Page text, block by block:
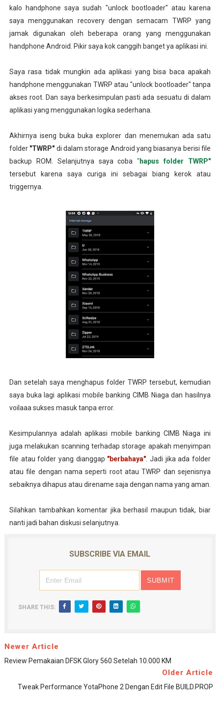
kalo handphone saya sudah "unlock bootloader" atau karena
saya menggunakan recovery dengan semacam TWRP yang
jamak digunakan oleh beberapa orang yang menggunakan
handphone Android. Pikir saya kok canggih banget ya aplikasi ini.
Saya rasa tidak mungkin ada aplikasi yang bisa baca apakah
handphone menggunakan TWRP atau "unlock bootloader" tanpa
akses root. Dan saya berkesimpulan pasti ada sesuatu di dalam
aplikasi yang menggunakan logika sederhana.
Akhirnya iseng buka buka explorer dan menemukan ada satu
folder "TWRP" di dalam storage Android yang biasanya berisi file
backup ROM. Selanjutnya saya coba" hapus folder TWRP"
tersebut karena saya curiga ini sebagai biang kerok atau
triggernya.
Dan setelah saya menghapus folder TWRP tersebut, kemudian
saya buka lagi aplikasi mobile banking CIMB Niaga dan hasilnya
voilaaa sukses masuk tanpa error.
Kesimpulannya adalah aplikasi mobile banking CIMB Niaga ini
juga melakukan scanning terhadap storage apakah menyimpan
file atau folder yang dianggap "berbahaya" . Jadi jika ada folder
atau file dengan nama seperti root atau TWRP dan sejenisnya
sebaiknya dihapus atau direname saja dengan nama yang aman.
Silahkan tambahkan komentar jika berhasil maupun tidak, biar
nanti jadi bahan diskusi selanjutnya.
SUBSCRIBE VIA EMAIL
SHARE THIS:
Newer Article
Review Pemakaian DFSK Glory 560 Setelah 10.000 KM
Older Article
Tweak Performance YotaPhone 2 Dengan Edit File BUILD.PROP